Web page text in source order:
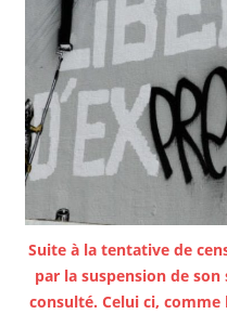
Suite à la tentative de
par la suspension de
consulté. Celui ci,